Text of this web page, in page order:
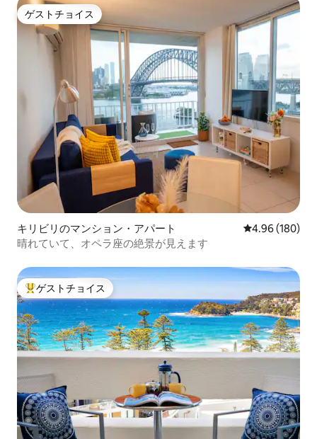
ゲストチョイス
ゲストチョイス
キリビリのマンション・アパート レビュー180
4.96 (180)
晴れていて、オペラ座の絶景が見えます
大好評のゲストチョイスです。
ゲストチョイス